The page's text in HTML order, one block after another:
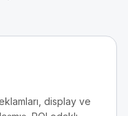
display ve